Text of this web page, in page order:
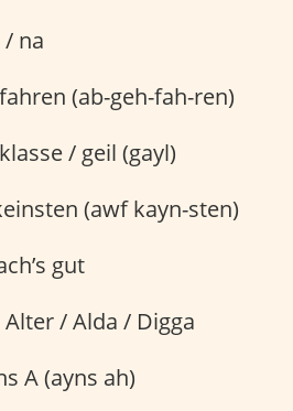
/ na
(ab-geh-fah-ren)
klasse / geil (gayl)
(awf kayn-sten)
gut
Alter / Alda / Digga
A (ayns ah)